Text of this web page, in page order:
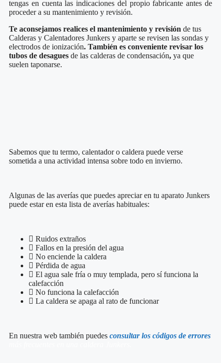
tengas en cuenta las indicaciones del propio fabricante antes de
proceder a su mantenimiento y revisión.
Te aconsejamos realices el mantenimiento y revisión de tus
Calderas y Calentadores Junkers y aparte se revisen las sondas y
electrodos de ionización. También es conveniente revisar los
tubos de desagues de las calderas de condensación, ya que
suelen taponarse.
Sabemos que tu termo, calentador o caldera puede verse
sometida a una actividad intensa sobre todo en invierno.
Algunas de las averías que puedes apreciar en tu aparato Junkers
puede estar en esta lista de averías habituales:
Ruidos extraños
Fallos en la presión del agua
No enciende la caldera
Pérdida de agua
El agua sale fría o muy templada, pero sí funciona la
calefacción
No funciona la calefacción
La caldera se apaga al rato de funcionar
En nuestra web también puedes consultar los códigos de errores